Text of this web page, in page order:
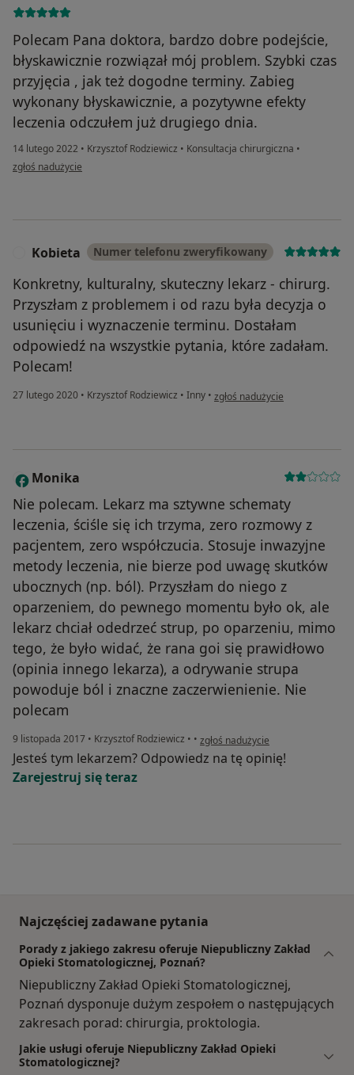
Polecam Pana doktora, bardzo dobre podejście,
błyskawicznie rozwiązał mój problem. Szybki czas
przyjęcia , jak też dogodne terminy. Zabieg
wykonany błyskawicznie, a pozytywne efekty
leczenia odczułem już drugiego dnia.
14 lutego 2022 • Krzysztof Rodziewicz • Konsultacja chirurgiczna •
w opinii użytkownika Bartosz M.
zgłoś nadużycie
Kobieta Numer telefonu zweryfikowany
Konkretny, kulturalny, skuteczny lekarz - chirurg.
Przyszłam z problemem i od razu była decyzja o
usunięciu i wyznaczenie terminu. Dostałam
odpowiedź na wszystkie pytania, które zadałam.
Polecam!
27 lutego 2020 • Krzysztof Rodziewicz • Inny • w opinii użytkownika Kobieta
zgłoś nadużycie
M Monika
Nie polecam. Lekarz ma sztywne schematy
leczenia, ściśle się ich trzyma, zero rozmowy z
pacjentem, zero współczucia. Stosuje inwazyjne
metody leczenia, nie bierze pod uwagę skutków
ubocznych (np. ból). Przyszłam do niego z
oparzeniem, do pewnego momentu było ok, ale
lekarz chciał odedrzeć strup, po oparzeniu, mimo
tego, że było widać, że rana goi się prawidłowo
(opinia innego lekarza), a odrywanie strupa
powoduje ból i znaczne zaczerwienienie. Nie
polecam
9 listopada 2017 • Krzysztof Rodziewicz • • w opinii użytkownika Monika
zgłoś nadużycie
Jesteś tym lekarzem? Odpowiedz na tę opinię!
Zarejestruj się teraz
Najczęściej zadawane pytania
Porady z jakiego zakresu oferuje Niepubliczny Zakład
Opieki Stomatologicznej, Poznań?
Niepubliczny Zakład Opieki Stomatologicznej,
Poznań dysponuje dużym zespołem o następujących
zakresach porad: chirurgia, proktologia.
Jakie usługi oferuje Niepubliczny Zakład Opieki
Stomatologicznej?